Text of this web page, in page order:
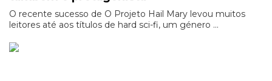
O recente sucesso de O Projeto Hail Mary levou muitos
leitores até aos títulos de hard sci-fi, um género ...